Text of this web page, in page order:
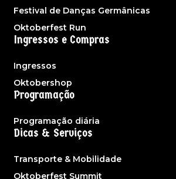
Festival de Danças Germânicas
Oktoberfest Run
Ingressos e Compras
Ingressos
Oktobershop
Programação
Programação diária
Dicas & Serviços
Transporte & Mobilidade
Oktoberfest Summit